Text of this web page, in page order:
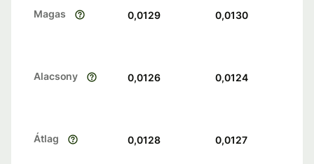
Magas 0,0129 0,0130
Alacsony 0,0126 0,0124
Átlag 0,0128 0,0127